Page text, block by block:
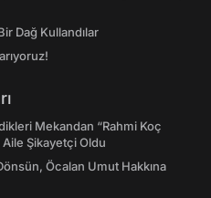
Dağ Kullandılar
Mekandan “Rahmi Koç
Aile Şikayetçi Oldu
Öcalan Umut Hakkına